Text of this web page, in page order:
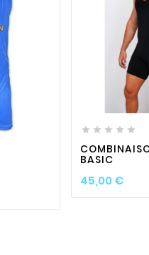
favorite_border
    
BASIC
45,00 €Prix